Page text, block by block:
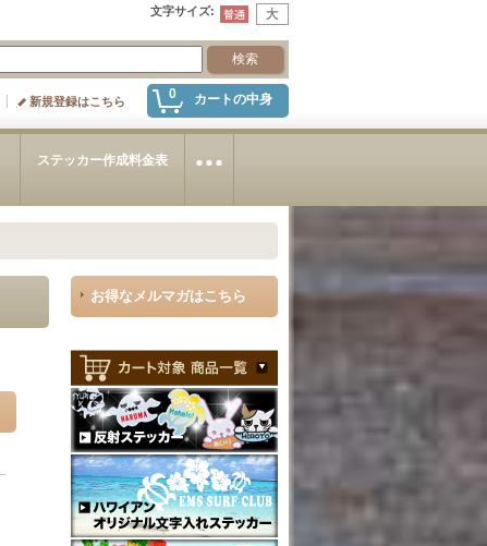
文字サイズ:
0 カートの中身
新規登録はこちら
ステッカー作成料金表
お得なメルマガはこちら